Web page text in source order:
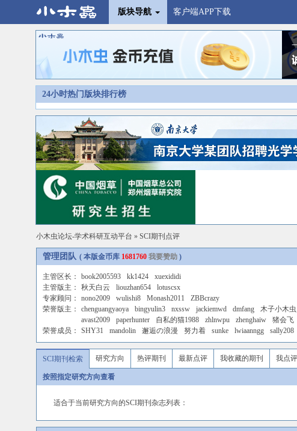
版块导航 客户端APP下载
24小时热门版块排行榜
小木虫论坛-学术科研互动平台 » SCI期刊点评
管理团队 ( 本版金币库 1681760 我要赞助)
主管区长： book2005593 kk1424
xuexididi
主管版主：
秋天白云 liouzhan654
lotuscsx
专家顾问：
nono2009 wulishi8 Monash2011
ZBBcrazy
荣誉版主：
chenguangyaoya bingyulin3 nxssw jackiemwd dmfang 木子小木虫
avast2009
paperhunter 自私的猫1988 zhlnwpu zhenghaiw 猪会飞
荣誉成员：
SHY31 mandolin 邂逅の浪漫 努力着 sunke lwiaanngg sally208
SCI期刊检索 研究方向 热评期刊 最新点评 我收藏的期刊 我点
按照指定研究方向查看
适合于当前研究方向的SCI期刊杂志列表：